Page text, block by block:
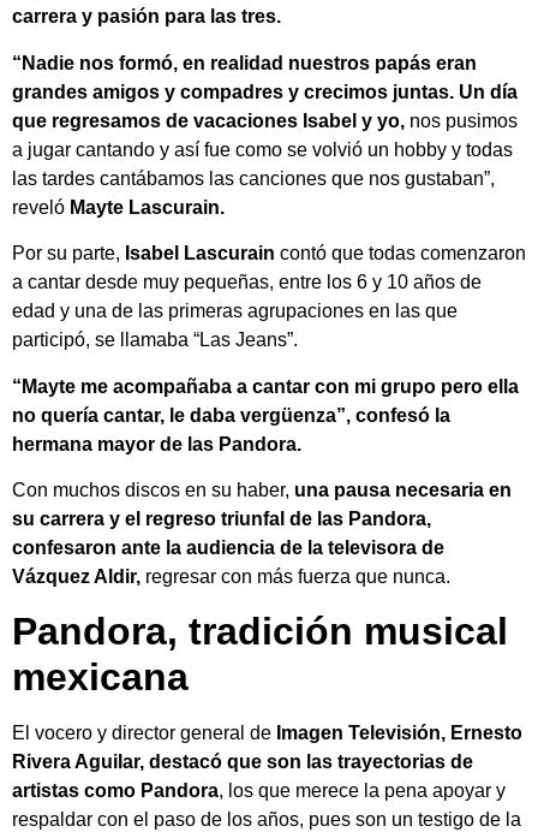
carrera y pasión para las tres.
“Nadie nos formó, en realidad nuestros papás eran
grandes amigos y compadres y crecimos juntas. Un día
que regresamos de vacaciones Isabel y yo, nos pusimos
a jugar cantando y así fue como se volvió un hobby y todas
las tardes cantábamos las canciones que nos gustaban”,
reveló Mayte Lascurain.
Por su parte, Isabel Lascurain contó que todas comenzaron
a cantar desde muy pequeñas, entre los 6 y 10 años de
edad y una de las primeras agrupaciones en las que
participó, se llamaba “Las Jeans”.
“Mayte me acompañaba a cantar con mi grupo pero ella
no quería cantar, le daba vergüenza”, confesó la
hermana mayor de las Pandora.
Con muchos discos en su haber, una pausa necesaria en
su carrera y el regreso triunfal de las Pandora,
confesaron ante la audiencia de la televisora de
Vázquez Aldir, regresar con más fuerza que nunca.
Pandora, tradición musical
mexicana
El vocero y director general de Imagen Televisión, Ernesto
Rivera Aguilar, destacó que son las trayectorias de
artistas como Pandora, los que merece la pena apoyar y
respaldar con el paso de los años, pues son un testigo de la